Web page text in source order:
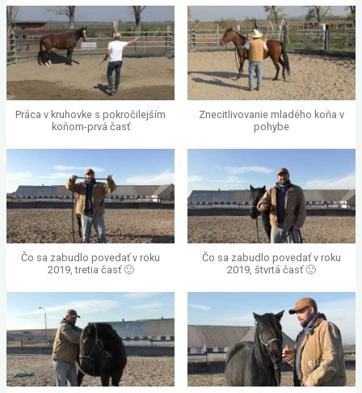
Práca v kruhovke s pokročilejším
koňom-prvá časť
Znecitlivovanie mladého koňa v
pohybe
Čo sa zabudlo povedať v roku
2019, tretia časť 🙂
Čo sa zabudlo povedať v roku
2019, štvrtá časť 🙂